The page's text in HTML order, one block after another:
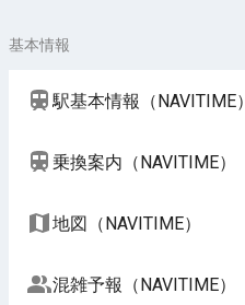
基本情報
駅基本情報（NAVITIME）
乗換案内（NAVITIME）
地図（NAVITIME）
混雑予報（NAVITIME）